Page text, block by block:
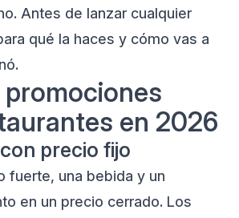
Antes de lanzar cualquier
qué la haces y cómo vas a
promociones
en 2026
precio fijo
fuerte, una bebida y un
en un precio cerrado. Los